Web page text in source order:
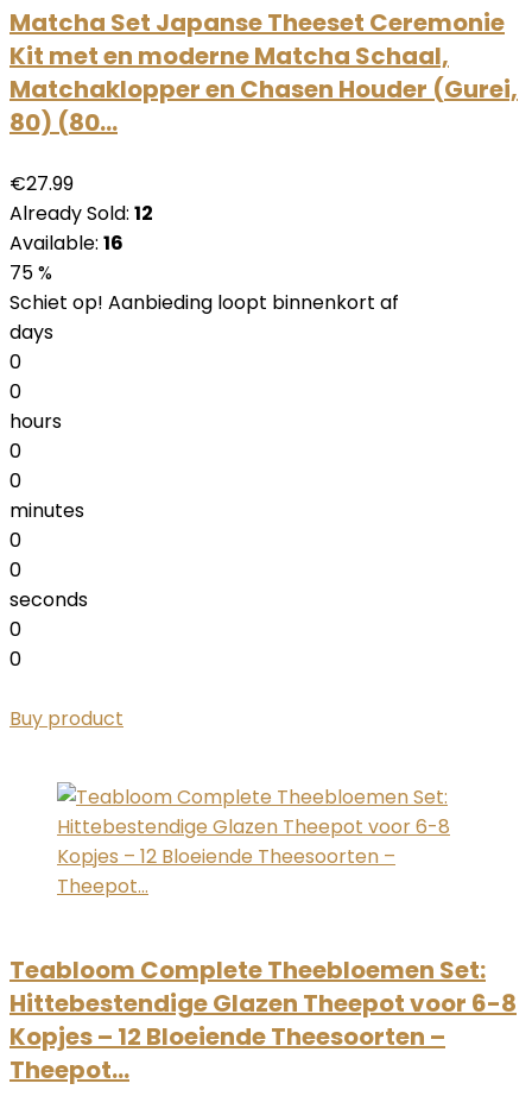
Matcha Set Japanse Theeset Ceremonie
Kit met en moderne Matcha Schaal,
Matchaklopper en Chasen Houder (Gurei,
80) (80…
€27.99
Already Sold: 12
Available: 16
75 %
Schiet op! Aanbieding loopt binnenkort af
days
0
0
hours
0
0
minutes
0
0
seconds
0
0
Buy product
Teabloom Complete Theebloemen Set:
Hittebestendige Glazen Theepot voor 6-8
Kopjes – 12 Bloeiende Theesoorten –
Theepot…